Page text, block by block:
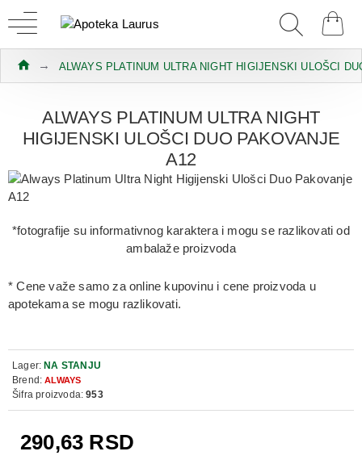
ALWAYS PLATINUM ULTRA NIGHT HIGIJENSKI ULOŠCI
ALWAYS PLATINUM ULTRA NIGHT
HIGIJENSKI ULOŠCI DUO PAKOVANJE
A12
*fotografije su informativnog karaktera i mogu se razlikovati od
ambalaže proizvoda
* Cene važe samo za online kupovinu i cene proizvoda u
apotekama se mogu razlikovati.
290,63 RSD
Lager: NA STANJU
Brend: ALWAYS
Šifra proizvoda: 953